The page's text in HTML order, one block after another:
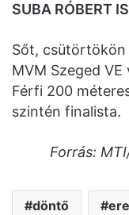
SUBA RÓBERT
Sőt, csütörtökön
MVM Szeged
Férfi 200
szintén finalista.
Forrás:
döntő